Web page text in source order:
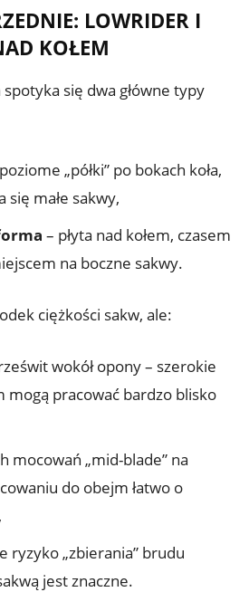
LOWRIDER I
KOŁEM
się dwa główne typy
„półki” po bokach koła,
się małe sakwy,
– płyta nad kołem, czasem
na boczne sakwy.
ciężkości sakw, ale:
wokół opony – szerokie
mogą pracować bardzo blisko
mocowań „mid-blade” na
do obejm łatwo o
ryzyko „zbierania” brudu
jest znaczne.